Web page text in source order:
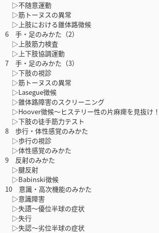
▷不随意運動
▷筋トーヌスの異常
▷上肢における錐体路徴候
6 手・足のみかた（2）
▷上肢筋力検査
▷上下肢協調運動
7 手・足のみかた（3）
▷下肢の視診
▷筋トーヌスの異常
▷Lasegue徴候
▷錐体路障害のスクリーニング
▷Hoover徴候〜ヒステリー性の片麻痺を見抜け！
▷下肢の徒手筋力テスト
8 歩行・体性感覚のみかた
▷歩行の視診
▷体性感覚のみかた
9 反射のみかた
▷腱反射
▷Babinski徴候
10 意識・高次機能のみかた
▷意識障害
▷失語〜優位半球の症状
▷失行
▷失認〜劣位半球の症状